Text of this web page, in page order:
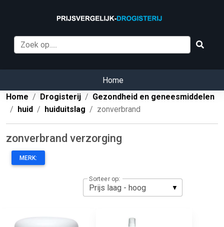
Home
Home
Drogisterij
Gezondheid en geneesmiddelen
huid
huiduitslag zonverbrand
zonverbrand verzorging
MERK:
Sorteer op: